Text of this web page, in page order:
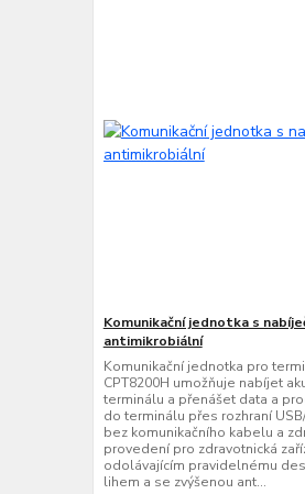
Komunikační jednotka s
antimikrobiální
Komunikační jednotka pro
CPT8200H umožňuje nabíjet
terminálu a přenášet data a
do terminálu přes rozhraní USB/
bez komunikačního kabelu a
provedení pro zdravotnická
odolávajícím pravidelnému
lihem a se zvýšenou ant...